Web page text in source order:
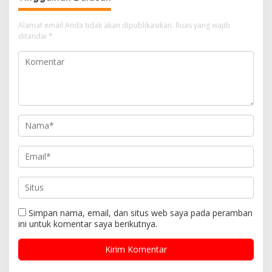
Alamat email Anda tidak akan dipublikasikan. Ruas yang wajib
ditandai *
Simpan nama, email, dan situs web saya pada peramban
ini untuk komentar saya berikutnya.